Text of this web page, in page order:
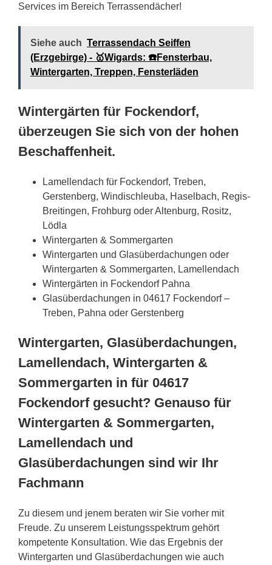
Services im Bereich Terrassendächer!
Siehe auch Terrassendach Seiffen
(Erzgebirge) - 🥇Wigards: ☎️Fensterbau,
Wintergarten, Treppen, Fensterläden
Wintergärten für Fockendorf,
überzeugen Sie sich von der hohen
Beschaffenheit.
Lamellendach für Fockendorf, Treben,
Gerstenberg, Windischleuba, Haselbach, Regis-
Breitingen, Frohburg oder Altenburg, Rositz,
Lödla
Wintergarten & Sommergarten
Wintergarten und Glasüberdachungen oder
Wintergarten & Sommergarten, Lamellendach
Wintergärten in Fockendorf Pahna
Glasüberdachungen in 04617 Fockendorf –
Treben, Pahna oder Gerstenberg
Wintergarten, Glasüberdachungen,
Lamellendach, Wintergarten &
Sommergarten in für 04617
Fockendorf gesucht? Genauso für
Wintergarten & Sommergarten,
Lamellendach und
Glasüberdachungen sind wir Ihr
Fachmann
Zu diesem und jenem beraten wir Sie vorher mit
Freude. Zu unserem Leistungsspektrum gehört
kompetente Konsultation. Wie das Ergebnis der
Wintergarten und Glasüberdachungen wie auch